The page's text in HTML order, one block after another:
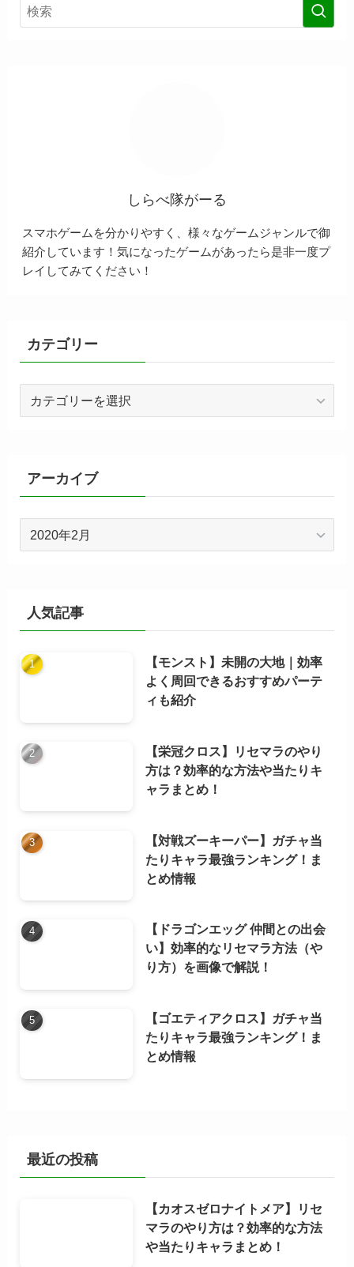
しらべ隊がーる
スマホゲームを分かりやすく、様々なゲームジャンルで御
紹介しています！気になったゲームがあったら是非一度プ
レイしてみてください！
カテゴリー
ーアーカイブ
人気記事
【モンスト】未開の大地｜効率
よく周回できるおすすめパーテ
ィも紹介
【栄冠クロス】リセマラのやり
方は？効率的な方法や当たりキ
ャラまとめ！
【対戦ズーキーパー】ガチャ当
たりキャラ最強ランキング！ま
とめ情報
【ドラゴンエッグ 仲間との出会
い】効率的なリセマラ方法（や
り方）を画像で解説！
【ゴエティアクロス】ガチャ当
たりキャラ最強ランキング！ま
とめ情報
最近の投稿
【カオスゼロナイトメア】リセ
マラのやり方は？効率的な方法
や当たりキャラまとめ！